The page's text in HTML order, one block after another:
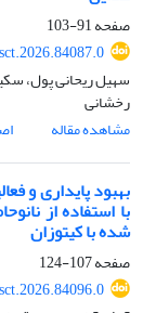
صفحه91-103
سهیل ریحانی پول،
رخشانی
مشاهده مقاله
بهبود پایداری و
با استفاده از
شده با کیتوزان
صفحه107-124